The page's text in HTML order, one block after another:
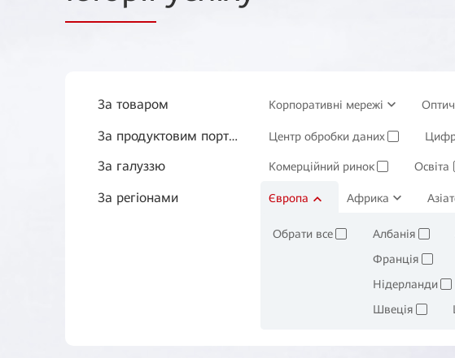
За товаром Корпоративні мережі
Корпоративна бездротова мережа
Huawei Cloud
За продуктовим портфоліо Центр обробки даних
За галуззю Комерційний ринок Освіта
Виробництво ✓
Транспорт Нерухомість
За регіонами Європа
Обрати все Албанія
Франція
Нідерланди
Швеція
Африка